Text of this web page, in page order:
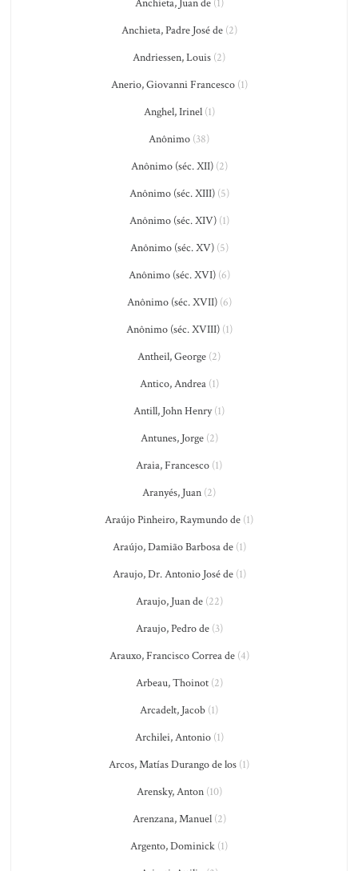
Anchieta, Juan de(1)
Anchieta, Padre José de(2)
Andriessen, Louis (2)
Anerio, Giovanni Francesco(1)
Anghel, Irinel(1)
Anônimo (38)
Anônimo (séc. XII)(2)
Anônimo (séc. XIII)(5)
Anônimo (séc. XIV)(1)
Anônimo (séc. XV)(5)
Anônimo (séc. XVI)(6)
Anônimo (séc. XVII)(6)
Anônimo (séc. XVIII)(1)
Antheil, George (2)
Antico, Andrea(1)
Antill, John Henry(1)
Antunes, Jorge(2)
Araia, Francesco (1)
Aranyés, Juan (2)
Araújo Pinheiro, Raymundo de (1)
Araújo, Damião Barbosa de(1)
Araujo, Dr. Antonio José de(1)
Araujo, Juan de(22)
Araujo, Pedro de(3)
Arauxo, Francisco Correa de(4)
Arbeau, Thoinot(2)
Arcadelt, Jacob (1)
Archilei, Antonio(1)
Arcos, Matías Durango de los (1)
Arensky, Anton(10)
Arenzana, Manuel(2)
Argento, Dominick (1)